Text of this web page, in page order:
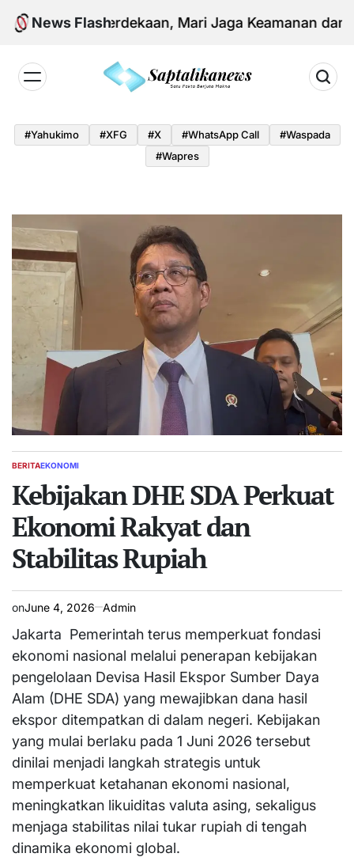
Skip
News Flash
Hari Kemerdekaan, Mari Jaga Keamanan dan
#yahukimo #XFG #x #WhatsApp Call
#waspada
#Wapres
POSTED
BERITAEKONOMI
Kebijakan DHE SDA Perkuat
Ekonomi Rakyat dan
Stabilitas Rupiah
onJune 4, 2026 Admin
Jakarta  Pemerintah terus memperkuat fondasi
ekonomi nasional melalui penerapan kebijakan
pengelolaan Devisa Hasil Ekspor Sumber Daya
Alam (DHE SDA) yang mewajibkan dana hasil
ekspor ditempatkan di dalam negeri. Kebijakan
yang mulai berlaku pada 1 Juni 2026 tersebut
dinilai menjadi langkah strategis untuk
memperkuat ketahanan ekonomi nasional,
meningkatkan likuiditas valuta asing, sekaligus
menjaga stabilitas nilai tukar rupiah di tengah
dinamika ekonomi global.